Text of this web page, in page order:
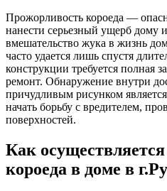
Прожорливость короеда —
нанести серьезный ущерб дому
вмешательство жука в жизнь
часто удается лишь спустя
конструкции требуется полная
ремонт. Обнаружение внутри
причудливым рисунком
начать борьбу с вредителем,
поверхностей.
Как
короеда в доме в